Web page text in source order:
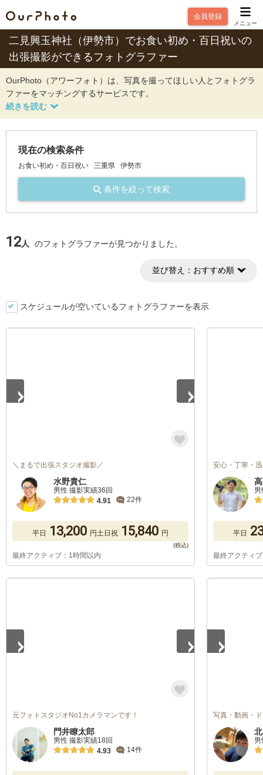
会員登録
メニュー
二見興玉神社（伊勢市）でお食い初め・百日祝いの
出張撮影ができるフォトグラファー
OurPhoto（アワーフォト）は、写真を撮ってほしい人とフォトグラ
ファーをマッチングするサービスです。
現在の検索条件
お食い初め・百日祝い 三重県 伊勢市
条件を絞って検索
12人 のフォトグラファーが見つかりました。
並び替え： おすすめ順
スケジュールが空いているフォトグラファーを表示
＼まるで出張スタジオ撮影／
水野貴仁
男性 撮影実績36回
4.91
22件
平日 13,200 円土日祝 15,840 円
最終アクティブ：1時間以内
安心・丁寧・
平日
最終アクティ
元フォトスタジオNo1カメラマンです！
門井瞭太郎
男性 撮影実績18回
4.93
14件
写真・動画・